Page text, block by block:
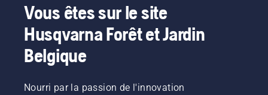
Vous êtes sur le site
Husqvarna Forêt et Jardin
Belgique
Nourri par la passion de l'innovation